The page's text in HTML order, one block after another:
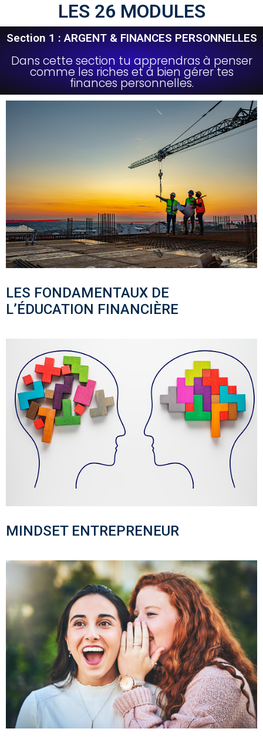
LES 26 MODULES
Section 1 : ARGENT & FINANCES PERSONNELLES
Dans cette section tu apprendras à penser
comme les riches et à bien gérer tes
finances personnelles.
LES FONDAMENTAUX DE
L’ÉDUCATION FINANCIÈRE
MINDSET ENTREPRENEUR